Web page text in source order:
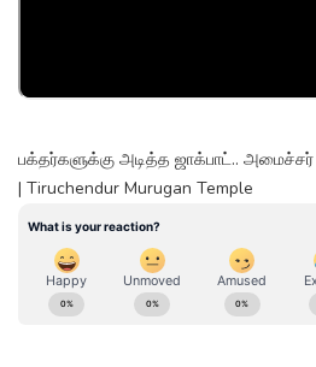
பக்தர்களுக்கு அடித்த ஜாக்பாட்..
| Tiruchendur Murugan Temple